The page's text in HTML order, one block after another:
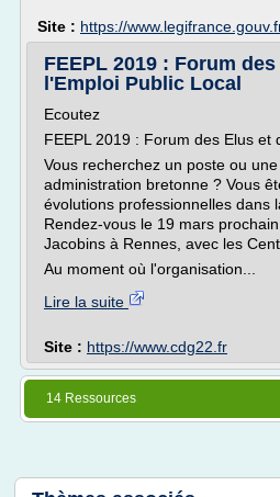
Site : https://
FEEPL 2019 : Forum
l'Emploi Public Local
Ecoutez
FEEPL 2019 : Forum des Elus et
Vous recherchez un poste ou
administration bretonne ? Vous
évolutions professionnelles dans
Rendez-vous le 19 mars
Jacobins à Rennes, avec les
Au moment où l'organisation...
Lire la suite
Site : https://www.cdg22.fr
14 Ressources